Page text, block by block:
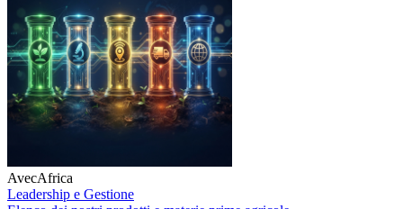
AvecAfrica
Leadership e Gestione